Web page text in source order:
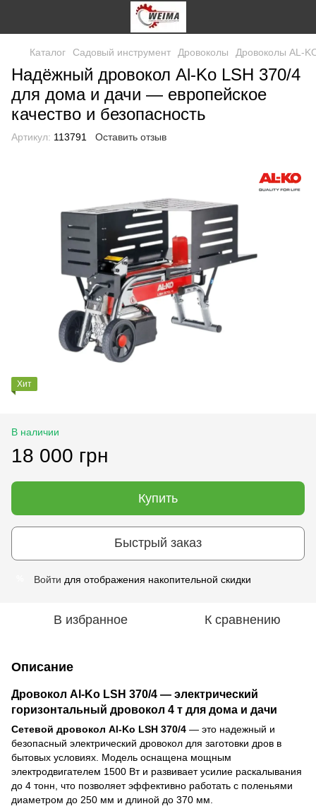
Каталог Садовый инструмент Дровоколы Дровоколы AL-
Надёжный дровокол Al-Ko LSH 370/4
для дома и дачи — европейское
качество и безопасность
Артикул: 113791 Оставить отзыв
Хит
В наличии
18 000 грн
Купить
Быстрый заказ
Войти для отображения накопительной скидки
В избранное К сравнению
Описание
Дровокол Al-Ko LSH 370/4 — электрический
горизонтальный дровокол 4 т для дома и дачи
Сетевой дровокол Al-Ko LSH 370/4 — это надежный и
безопасный электрический дровокол для заготовки дров в
бытовых условиях. Модель оснащена мощным
электродвигателем 1500 Вт и развивает усилие раскалывания
до 4 тонн, что позволяет эффективно работать с поленьями
диаметром до 250 мм и длиной до 370 мм.